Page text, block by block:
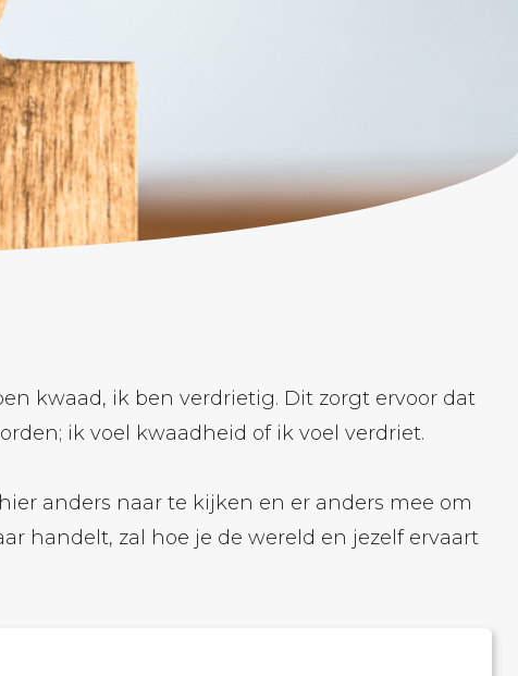
kwaad, ik ben verdrietig. Dit zorgt ervoor dat
ik voel kwaadheid of ik voel verdriet.
anders naar te kijken en er anders mee om
handelt, zal hoe je de wereld en jezelf ervaart